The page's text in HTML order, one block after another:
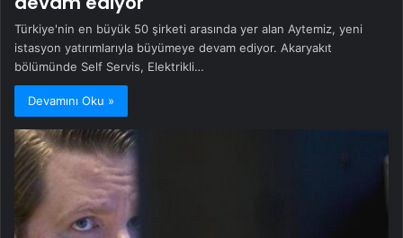
Türkiye'nin en büyük 50 şirketi arasında yer alan Aytemiz, yeni
istasyon yatırımlarıyla büyümeye devam ediyor. Akaryakıt
bölümünde Self Servis, Elektrikli…
Devamını Oku »